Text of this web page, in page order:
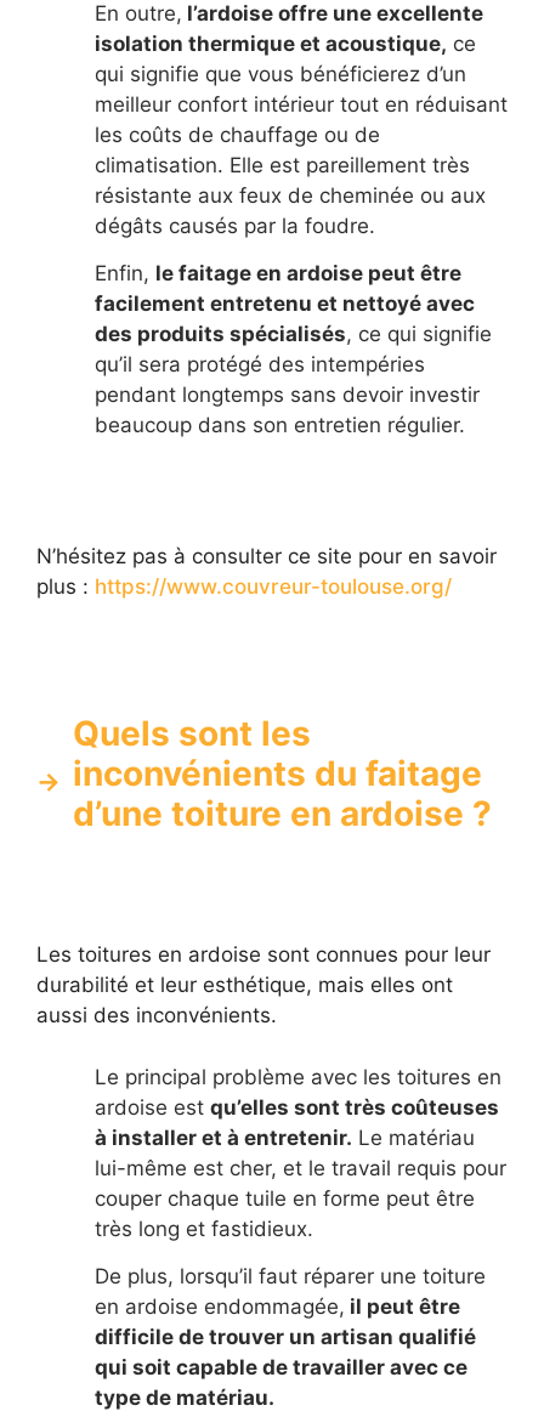
En outre, l’ardoise offre une excellente
isolation thermique et acoustique, ce
qui signifie que vous bénéficierez d’un
meilleur confort intérieur tout en réduisant
les coûts de chauffage ou de
climatisation. Elle est pareillement très
résistante aux feux de cheminée ou aux
dégâts causés par la foudre.
Enfin, le faitage en ardoise peut être
facilement entretenu et nettoyé avec
des produits spécialisés, ce qui signifie
qu’il sera protégé des intempéries
pendant longtemps sans devoir investir
beaucoup dans son entretien régulier.
N’hésitez pas à consulter ce site pour en savoir
plus : https://www.couvreur-toulouse.org/
Quels sont les
inconvénients du faitage
d’une toiture en ardoise ?
Les toitures en ardoise sont connues pour leur
durabilité et leur esthétique, mais elles ont
aussi des inconvénients.
Le principal problème avec les toitures en
ardoise est qu’elles sont très coûteuses
à installer et à entretenir. Le matériau
lui-même est cher, et le travail requis pour
couper chaque tuile en forme peut être
très long et fastidieux.
De plus, lorsqu’il faut réparer une toiture
en ardoise endommagée, il peut être
difficile de trouver un artisan qualifié
qui soit capable de travailler avec ce
type de matériau.